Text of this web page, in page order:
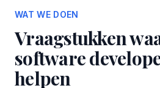
WAT WE DOEN
Vraagstukken
software
helpen